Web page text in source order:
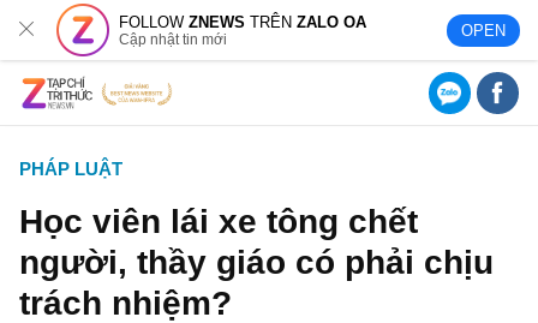
FOLLOWZNEWS TRÊNZALO OA
Cập nhật tin mới OPEN
PHÁP LUẬT
Học viên lái xe tông chết
người, thầy giáo có phải chịu
trách nhiệm?